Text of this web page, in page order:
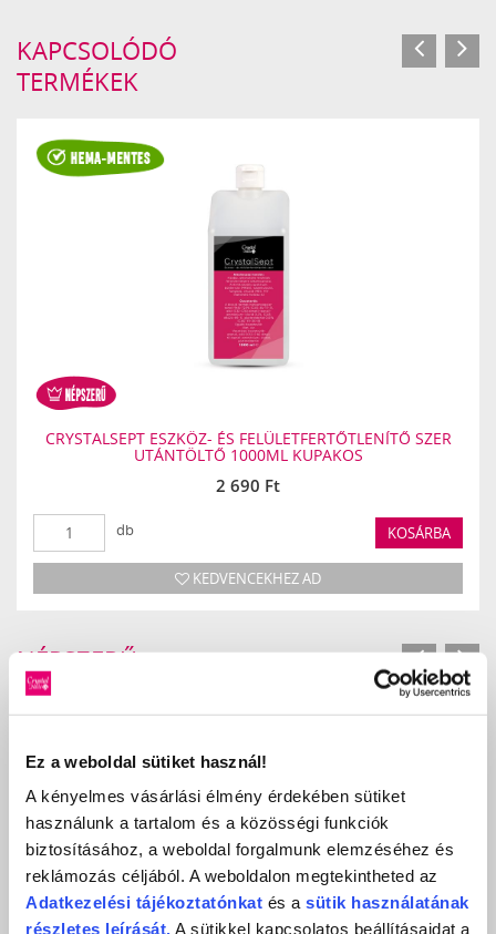
Ez a weboldal sütiket használ!
A kényelmes vásárlási élmény érdekében sütiket
használunk a tartalom és a közösségi funkciók
biztosításához, a weboldal forgalmunk elemzéséhez és
reklámozás céljából. A weboldalon megtekintheted az
Adatkezelési tájékoztatónkat és a sütik használatának
részletes leírását. A sütikkel kapcsolatos beállításaidat a
KAPCSOLÓDÓ
TERMÉKEK
CRYSTALSEPT ESZKÖZ- ÉS FELÜLETFERTŐTLENÍTŐ SZER
UTÁNTÖLTŐ 1000ML KUPAKOS
2 690 Ft
db KOSÁRBA
KEDVENCEKHEZ AD
NÉPSZERŰ
TERMÉKEK